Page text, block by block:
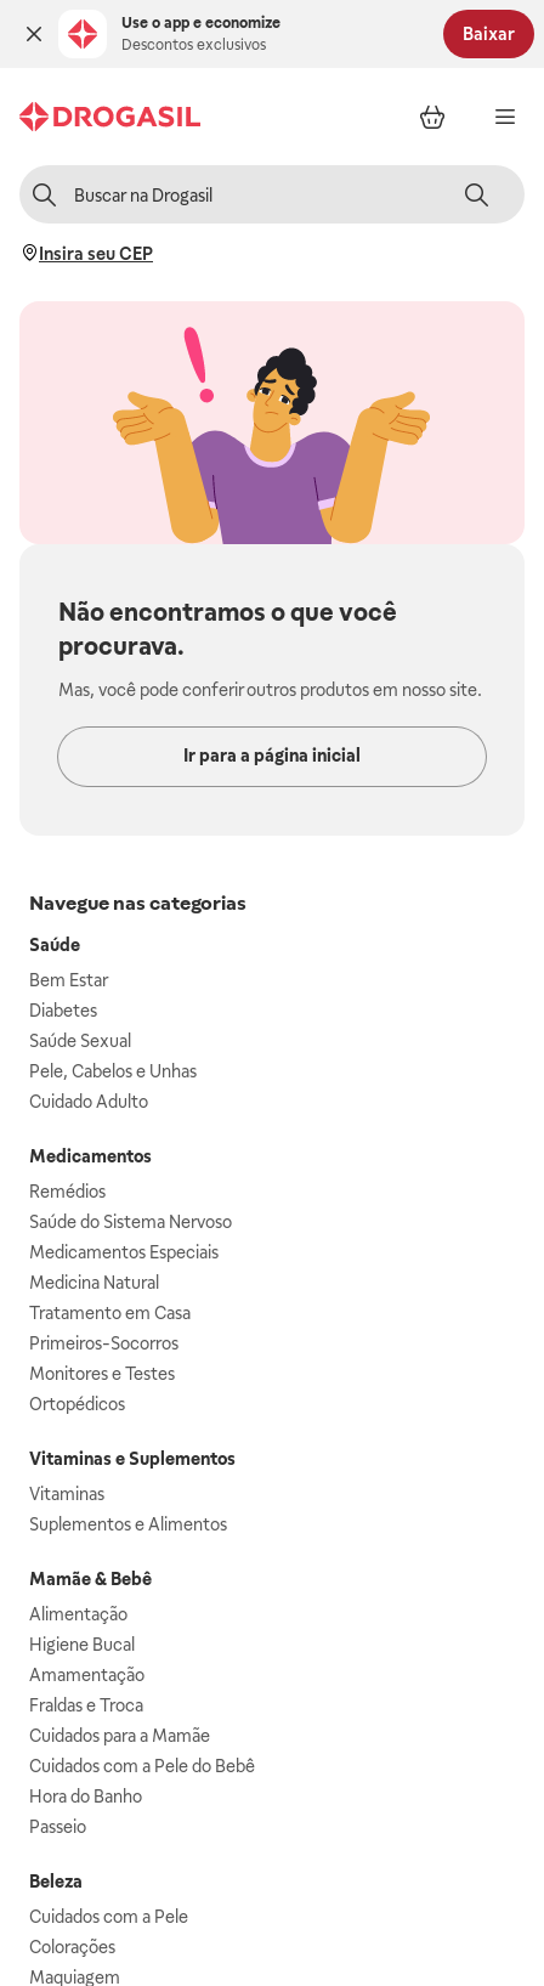
Use o app e economize
Descontos exclusivos
Baixar
Insira seu CEP
Não encontramos o que você
procurava.
Mas, você pode conferir outros produtos em nosso site.
Ir para a página inicial
Navegue nas categorias
Saúde
Bem Estar
Diabetes
Saúde Sexual
Pele, Cabelos e Unhas
Cuidado Adulto
Medicamentos
Remédios
Saúde do Sistema Nervoso
Medicamentos Especiais
Medicina Natural
Tratamento em Casa
Primeiros-Socorros
Monitores e Testes
Ortopédicos
Vitaminas e Suplementos
Vitaminas
Suplementos e Alimentos
Mamãe & Bebê
Alimentação
Higiene Bucal
Amamentação
Fraldas e Troca
Cuidados para a Mamãe
Cuidados com a Pele do Bebê
Hora do Banho
Passeio
Beleza
Cuidados com a Pele
Colorações
Maquiagem